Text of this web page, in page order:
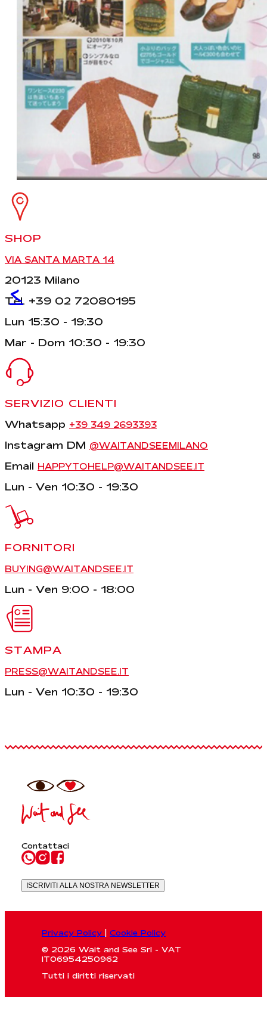
<
SHOP
VIA SANTA MARTA 14
20123 Milano
Tel. +39 02 72080195
Lun 15:30 - 19:30
Mar - Dom 10:30 - 19:30
SERVIZIO CLIENTI
Whatsapp +39 349 2693393
Instagram DM @WAITANDSEEMILANO
Email HAPPYTOHELP@WAITANDSEE.IT
Lun - Ven 10:30 - 19:30
FORNITORI
BUYING@WAITANDSEE.IT
Lun - Ven 9:00 - 18:00
STAMPA
PRESS@WAITANDSEE.IT
Lun - Ven 10:30 - 19:30
Contattaci
ISCRIVITI ALLA NOSTRA NEWSLETTER
Privacy Policy
Cookie Policy
© 2026 Wait and See Srl - VAT
IT06954250962
Tutti i diritti riservati